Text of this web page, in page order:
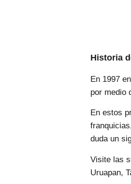
Historia
En 1997
por medio
En estos
duda un
Visite las
Uruapan,